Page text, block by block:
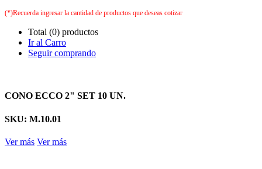
(*)Recuerda ingresar la cantidad de productos que deseas cotizar
Total (0) productos
Ir al Carro
Seguir comprando
CONO ECCO 2" SET 10 UN.
SKU: M.10.01
Ver más Ver más